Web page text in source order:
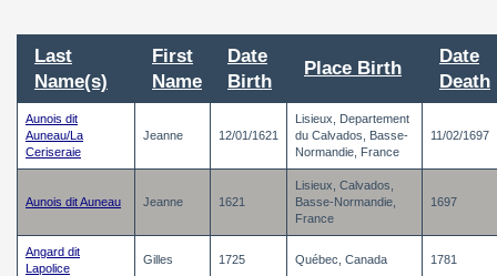
Last
Name(s)
First
Name
Date
Birth
Place Birth
Date
Death
Aunois dit
Auneau/La
Ceriseraie
Jeanne 12/01/1621
Lisieux, Departement
du Calvados, Basse-
Normandie, France
11/02/1697
Aunois dit Auneau Jeanne 1621
Lisieux, Calvados,
Basse-Normandie,
France
1697
Angard dit
Lapolice
Gilles 1725 Québec, Canada 1781